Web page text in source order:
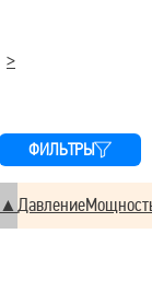
>
ФИЛЬТРЫ
Давление